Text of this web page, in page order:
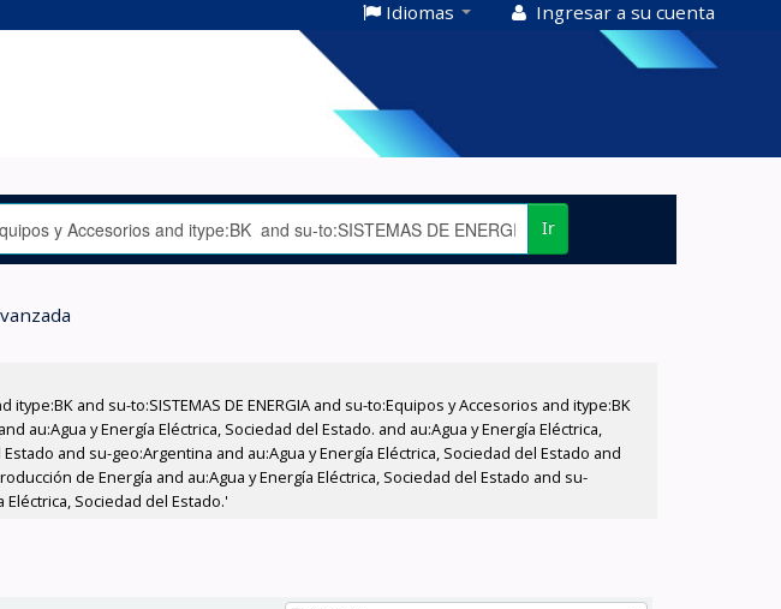
Idiomas Ingresar a su cuenta
Ir
and su-to:SISTEMAS DE ENERGIA and su-to:Equipos y Accesorios and itype:BK
au:Agua y Energía Eléctrica, Sociedad del Estado. and au:Agua y Energía Eléctrica,
and su-geo:Argentina and au:Agua y Energía Eléctrica, Sociedad del Estado and
de Energía and au:Agua y Energía Eléctrica, Sociedad del Estado and su-
Sociedad del Estado.'